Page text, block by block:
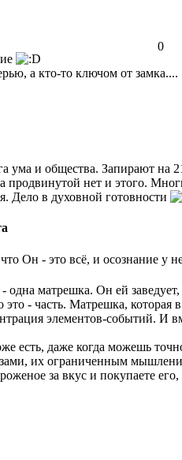
0
а кто-то ключом от замка....
и общества. Запирают на
нет и этого.
Дело в духовной готовности
Он - это всё, и осознание у
матрешка. Он ей
- часть. Матрешка, которая
элементов-событий. И
есть, даже когда можешь
их ограниченным
за вкус и покупаете